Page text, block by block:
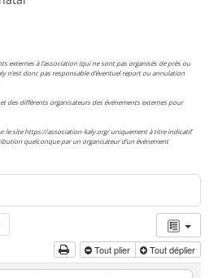
externes à l’association (qui ne sont pas organisés de près ou
n’est donc pas responsable d’éventuel report ou annulation
des différents organisateurs des événements externes pour
le site https://association-kaly.org/ uniquement à titre indicatif
quelconque par un organisateur d’un événement
Tout plier Tout déplier